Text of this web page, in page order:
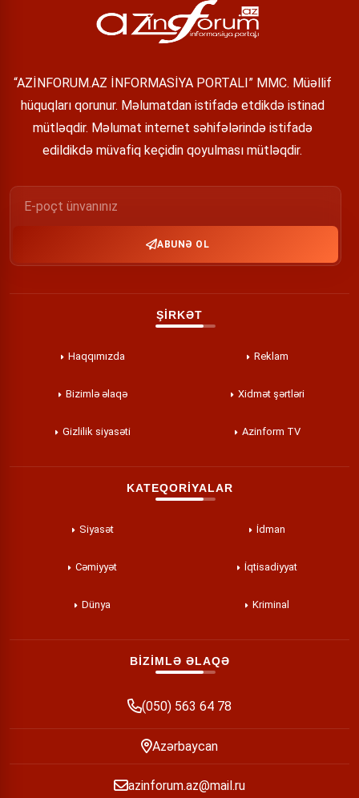
“AZİNFORUM.AZ İNFORMASİYA PORTALI” MMC. Müəllif
hüquqları qorunur. Məlumatdan istifadə etdikdə istinad
mütləqdir. Məlumat internet səhifələrində istifadə
edildikdə müvafiq keçidin qoyulması mütləqdir.
ABUNƏ OL
ŞİRKƏT
Haqqımızda Reklam
Bizimlə əlaqə Xidmət şərtləri
Gizlilik siyasəti Azinform TV
KATEQORİYALAR
Siyasət İdman
Cəmiyyət İqtisadiyyat
Dünya Kriminal
BİZİMLƏ ƏLAQƏ
(050) 563 64 78
Azərbaycan
azinforum.az@mail.ru